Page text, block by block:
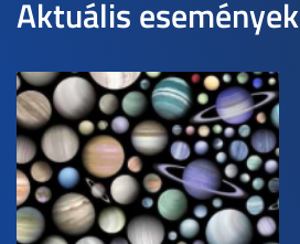
Aktuális események